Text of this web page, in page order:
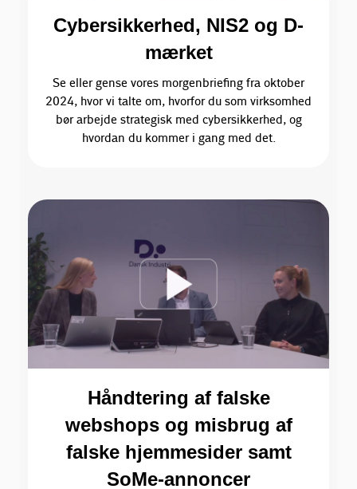
Cybersikkerhed, NIS2 og D-
mærket
Se eller gense vores morgenbriefing fra oktober
2024, hvor vi talte om, hvorfor du som virksomhed
bør arbejde strategisk med cybersikkerhed, og
hvordan du kommer i gang med det.
Håndtering af falske
webshops og misbrug af
falske hjemmesider samt
SoMe-annoncer